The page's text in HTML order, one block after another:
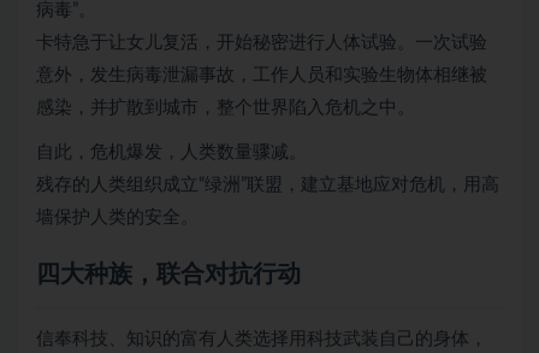
病毒”。
卡特急于让女儿复活，开始秘密进行人体试验。一次试验
意外，发生病毒泄漏事故，工作人员和实验生物体相继被
感染，并扩散到城市，整个世界陷入危机之中。
自此，危机爆发，人类数量骤减。
残存的人类组织成立“绿洲”联盟，建立基地应对危机，用高
墙保护人类的安全。
四大种族，联合对抗行动
信奉科技、知识的富有人类选择用科技武装自己的身体，